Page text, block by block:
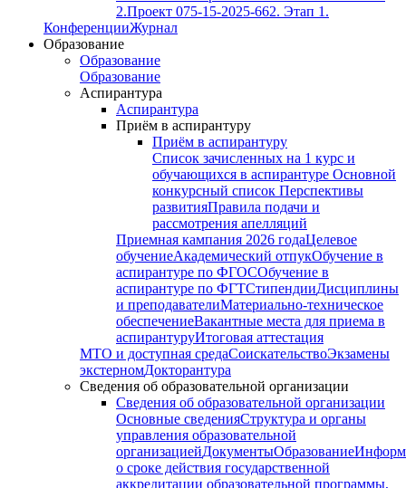
2.Проект 075-15-2025-662. Этап 1.
КонференцииЖурнал
Образование
Образование
Образование
Аспирантура
Аспирантура
Приём в аспирантуру
Приём в аспирантуру
Список зачисленных на 1 курс и
обучающихся в аспирантуре Основной
конкурсный список Перспективы
развитияПравила подачи и
рассмотрения апелляций
Приемная кампания 2026 годаЦелевое
обучениеАкадемический отпукОбучение в
аспирантуре по ФГОСОбучение в
аспирантуре по ФГТСтипендииДисциплины
и преподавателиМатериально-техническое
обеспечениеВакантные места для приема в
аспирантуруИтоговая аттестация
МТО и доступная средаСоискательствоЭкзамены
экстерномДокторантура
Сведения об образовательной организации
Сведения об образовательной организации
Основные сведенияСтруктура и органы
управления образовательной
организациейДокументыОбразование
о сроке действия государственной
аккредитации образовательной программы,